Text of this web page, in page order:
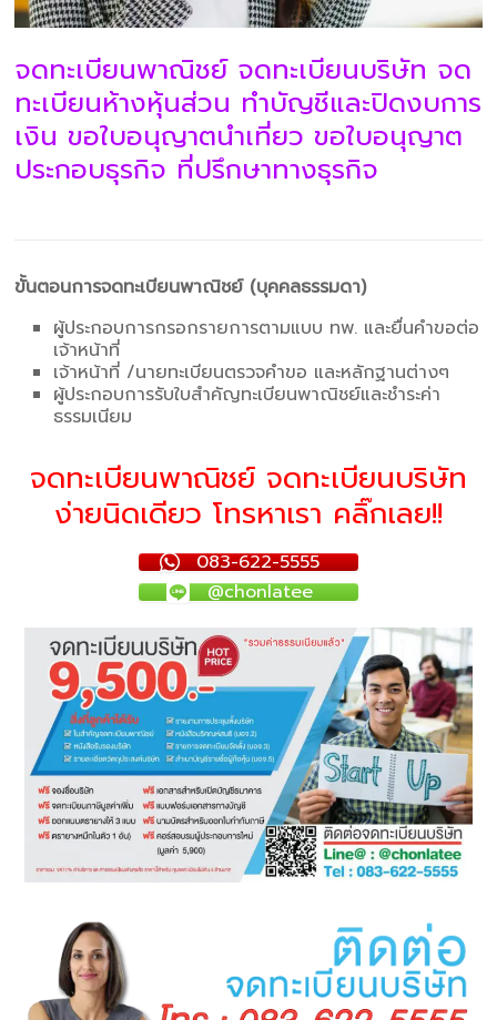
จดทะเบียนพาณิชย์ จดทะเบียนบริษัท จด
ทะเบียนห้างหุ้นส่วน ทำบัญชีและปิดงบการ
เงิน ขอใบอนุญาตนำเที่ยว ขอใบอนุญาต
ประกอบธุรกิจ ที่ปรึกษาทางธุรกิจ
ขั้นตอนการจดทะเบียนพาณิชย์ (บุคคลธรรมดา)
ผู้ประกอบการกรอกรายการตามแบบ ทพ. และยื่นคำขอต่อ
เจ้าหน้าที่
เจ้าหน้าที่ /นายทะเบียนตรวจคำขอ และหลักฐานต่างๆ
ผู้ประกอบการรับใบสำคัญทะเบียนพาณิชย์และชำระค่า
ธรรมเนียม
จดทะเบียนพาณิชย์ จดทะเบียนบริษัท
ง่ายนิดเดียว โทรหาเรา คลิ๊กเลย!!
083-622-5555
@chonlatee